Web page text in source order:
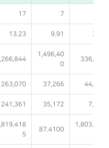
17 7
13.23 9.91 3.32
1,496,40
0
336,000
263,070 37,266 44,899
241,361 35,172 7,736
5
87.4100
1,803.040